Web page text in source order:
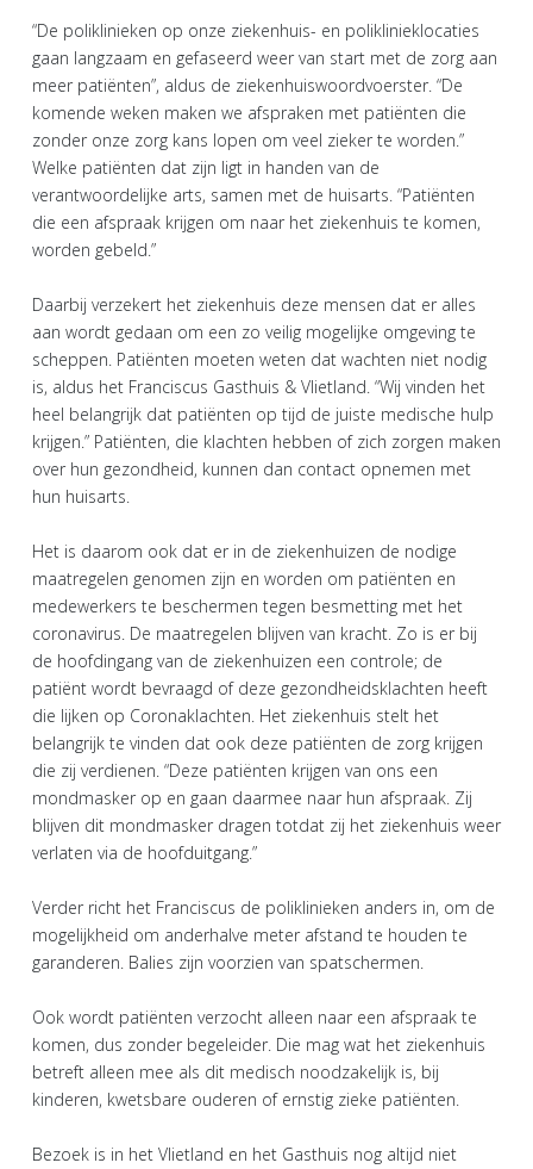
“De poliklinieken op onze ziekenhuis- en poliklinieklocaties
gaan langzaam en gefaseerd weer van start met de zorg aan
meer patiënten”, aldus de ziekenhuiswoordvoerster. “De
komende weken maken we afspraken met patiënten die
zonder onze zorg kans lopen om veel zieker te worden.”
Welke patiënten dat zijn ligt in handen van de
verantwoordelijke arts, samen met de huisarts. “Patiënten
die een afspraak krijgen om naar het ziekenhuis te komen,
worden gebeld.”
Daarbij verzekert het ziekenhuis deze mensen dat er alles
aan wordt gedaan om een zo veilig mogelijke omgeving te
scheppen. Patiënten moeten weten dat wachten niet nodig
is, aldus het Franciscus Gasthuis & Vlietland. “Wij vinden het
heel belangrijk dat patiënten op tijd de juiste medische hulp
krijgen.” Patiënten, die klachten hebben of zich zorgen maken
over hun gezondheid, kunnen dan contact opnemen met
hun huisarts.
Het is daarom ook dat er in de ziekenhuizen de nodige
maatregelen genomen zijn en worden om patiënten en
medewerkers te beschermen tegen besmetting met het
coronavirus. De maatregelen blijven van kracht. Zo is er bij
de hoofdingang van de ziekenhuizen een controle; de
patiënt wordt bevraagd of deze gezondheidsklachten heeft
die lijken op Coronaklachten. Het ziekenhuis stelt het
belangrijk te vinden dat ook deze patiënten de zorg krijgen
die zij verdienen. “Deze patiënten krijgen van ons een
mondmasker op en gaan daarmee naar hun afspraak. Zij
blijven dit mondmasker dragen totdat zij het ziekenhuis weer
verlaten via de hoofduitgang.”
Verder richt het Franciscus de poliklinieken anders in, om de
mogelijkheid om anderhalve meter afstand te houden te
garanderen. Balies zijn voorzien van spatschermen.
Ook wordt patiënten verzocht alleen naar een afspraak te
komen, dus zonder begeleider. Die mag wat het ziekenhuis
betreft alleen mee als dit medisch noodzakelijk is, bij
kinderen, kwetsbare ouderen of ernstig zieke patiënten.
Bezoek is in het Vlietland en het Gasthuis nog altijd niet